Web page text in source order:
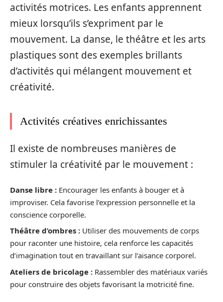
activités motrices. Les enfants apprennent
mieux lorsqu’ils s’expriment par le
mouvement. La danse, le théâtre et les arts
plastiques sont des exemples brillants
d’activités qui mélangent mouvement et
créativité.
Activités créatives enrichissantes
Il existe de nombreuses manières de
stimuler la créativité par le mouvement :
Danse libre : Encourager les enfants à bouger et à
improviser. Cela favorise l’expression personnelle et la
conscience corporelle.
Théâtre d’ombres : Utiliser des mouvements de corps
pour raconter une histoire, cela renforce les capacités
d’imagination tout en travaillant sur l’aisance corporel.
Ateliers de bricolage : Rassembler des matériaux variés
pour construire des objets favorisant la motricité fine.